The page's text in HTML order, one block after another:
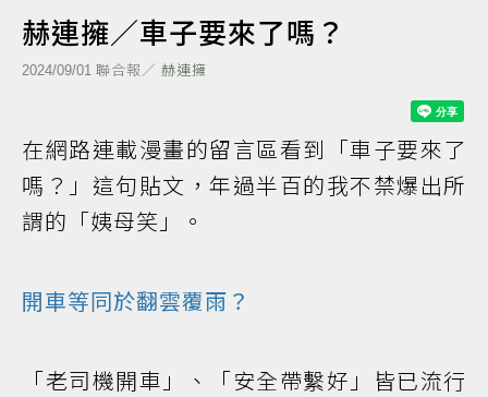
赫連擁／車子要來了嗎？
2024/09/01 聯合報／ 赫連擁
在網路連載漫畫的留言區看到「車子要來了
嗎？」這句貼文，年過半百的我不禁爆出所
謂的「姨母笑」。
開車等同於翻雲覆雨？
「老司機開車」、「安全帶繫好」皆已流行